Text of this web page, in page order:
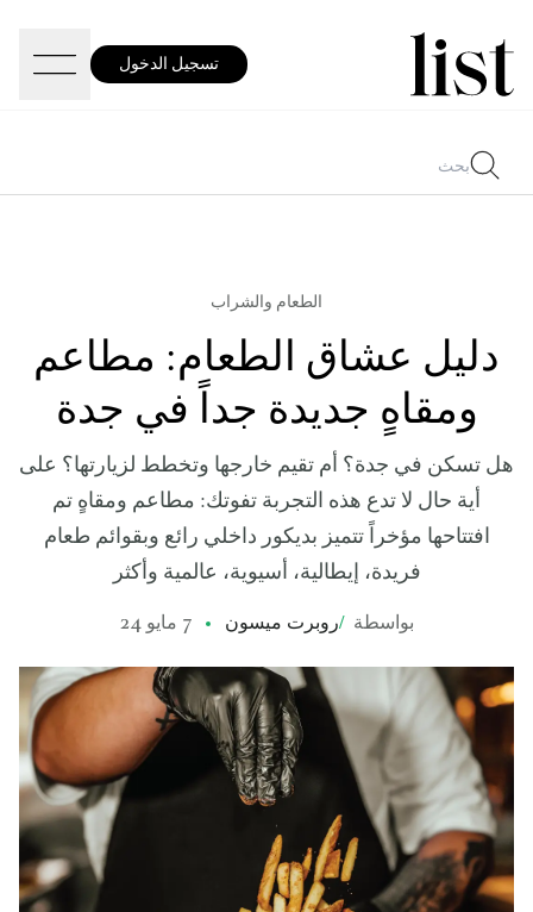
تسجيل الدخول
الطعام والشراب
دليل عشاق الطعام: مطاعم
ومقاهٍ جديدة جداً في جدة
هل تسكن في جدة؟ أم تقيم خارجها وتخطط لزيارتها؟ على
أية حال لا تدع هذه التجربة تفوتك: مطاعم ومقاهٍ تم
افتتاحها مؤخراً تتميز بديكور داخلي رائع وبقوائم طعام
فريدة، إيطالية، أسيوية، عالمية وأكثر
بواسطة /روبرت ميسون 7 مايو 24